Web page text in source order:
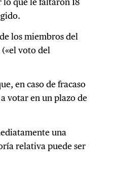
los miembros del
voto del
en caso de fracaso
votar en un plazo de
una
relativa puede ser